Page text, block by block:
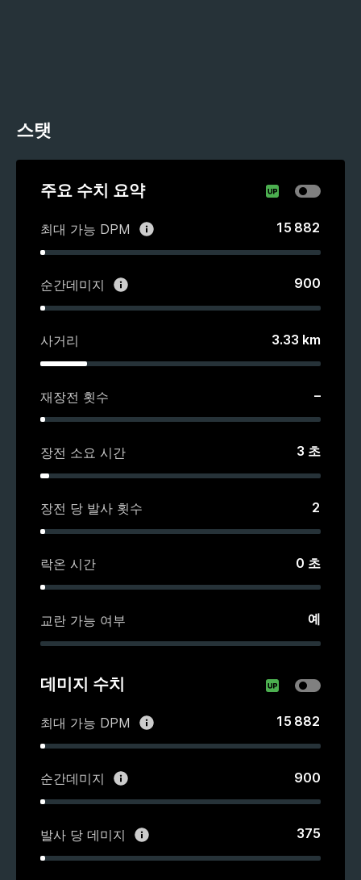
스탯
주요 수치 요약
최대 가능 DPM 15 882
순간데미지 900
사거리 3.33 km
재장전 횟수 –
장전 소요 시간 3 초
장전 당 발사 횟수 2
락온 시간 0 초
교란 가능 여부 예
데미지 수치
최대 가능 DPM 15 882
순간데미지 900
발사 당 데미지 375